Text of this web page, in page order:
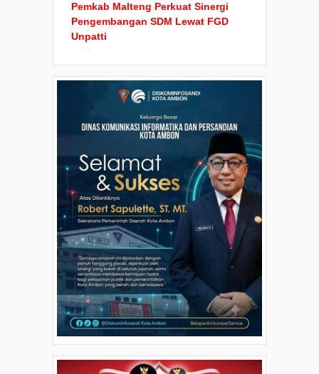
Pemkab Malteng Perkuat Sinergi
Pengembangan SDM Lewat FGD
Unpatti